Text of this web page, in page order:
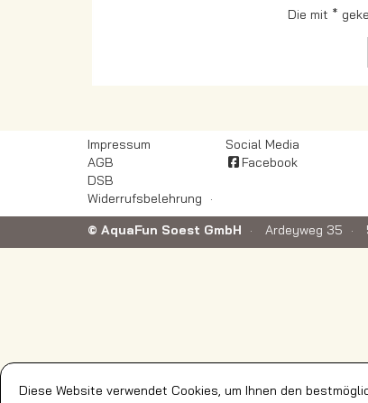
Die mit *
Impressum
AGB
DSB
Widerrufsbelehrung
Social Media
Facebook
© AquaFun Soest GmbH Ardeyweg 35
Diese Website verwendet Cookies, um Ihnen den